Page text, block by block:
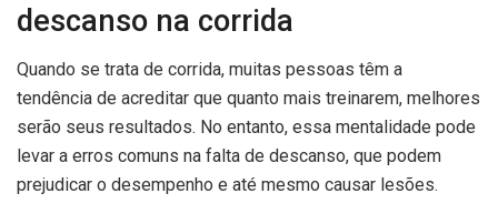
descanso na corrida
Quando se trata de corrida, muitas pessoas têm a
tendência de acreditar que quanto mais treinarem, melhores
serão seus resultados. No entanto, essa mentalidade pode
levar a erros comuns na falta de descanso, que podem
prejudicar o desempenho e até mesmo causar lesões.